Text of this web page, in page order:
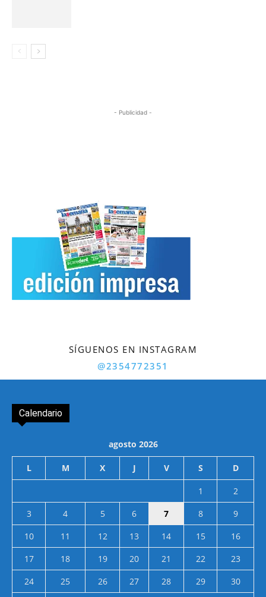
- Publicidad -
SÍGUENOS EN INSTAGRAM
@2354772351
Calendario
agosto 2026
L M X J V S D
1
2
3
4 5 6 7 8
9
10
11 12 13 14 15
16
17
18 19 20 21 22
23
24
25 26 27 28 29
30